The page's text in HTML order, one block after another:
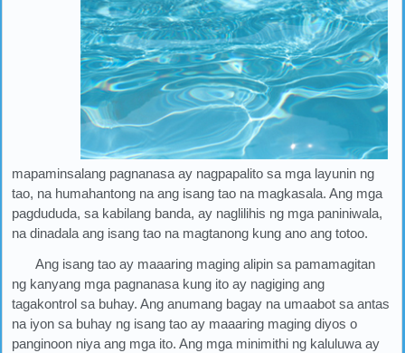
mapaminsalang pagnanasa ay nagpapalito sa mga layunin ng
tao, na humahantong na ang isang tao na magkasala. Ang mga
pagdududa, sa kabilang banda, ay naglilihis ng mga paniniwala,
na dinadala ang isang tao na magtanong kung ano ang totoo.
Ang isang tao ay maaaring maging alipin sa pamamagitan
ng kanyang mga pagnanasa kung ito ay nagiging ang
tagakontrol sa buhay. Ang anumang bagay na umaabot sa antas
na iyon sa buhay ng isang tao ay maaaring maging diyos o
panginoon niya ang mga ito. Ang mga minimithi ng kaluluwa ay